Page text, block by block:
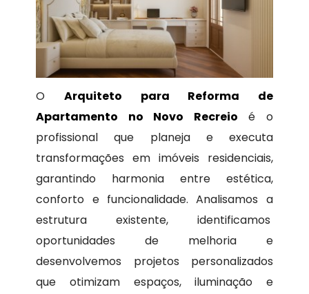
O Arquiteto para Reforma de
Apartamento no Novo Recreio é o
profissional que planeja e executa
transformações em imóveis residenciais,
garantindo harmonia entre estética,
conforto e funcionalidade. Analisamos a
estrutura existente, identificamos
oportunidades de melhoria e
desenvolvemos projetos personalizados
que otimizam espaços, iluminação e